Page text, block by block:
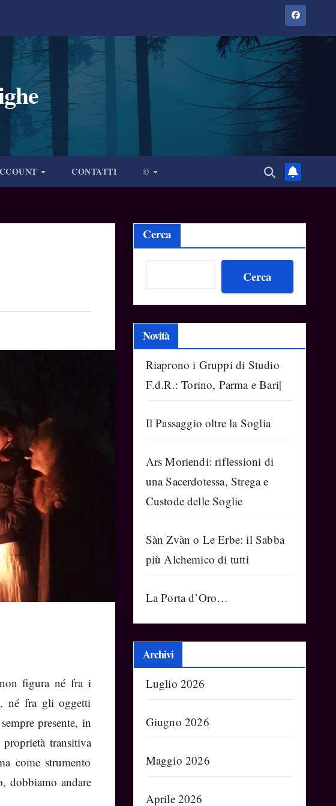
CONTATTI ©
figura né fra i
né fra gli oggetti
presente, in
transitiva
come strumento
dobbiamo andare
Cerca
Cerca
Novità
Riaprono i Gruppi di Studio
F.d.R.: Torino, Parma e Bari|
Il Passaggio oltre la Soglia
Ars Moriendi: riflessioni di
una Sacerdotessa, Strega e
Custode delle Soglie
Sàn Zvàn o Le Erbe: il Sabba
più Alchemico di tutti
La Porta d’Oro…
Archivi
Luglio 2026
Giugno 2026
Maggio 2026
Aprile 2026